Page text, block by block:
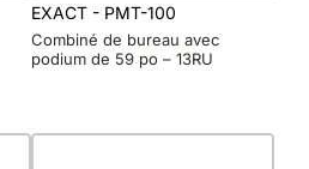
EXACT - PMT-100
Combiné de bureau avec
podium de 59 po – 13RU